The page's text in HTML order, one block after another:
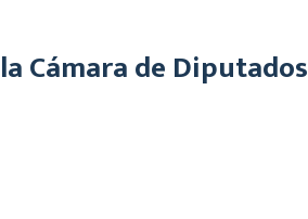
Cámara de Diputados